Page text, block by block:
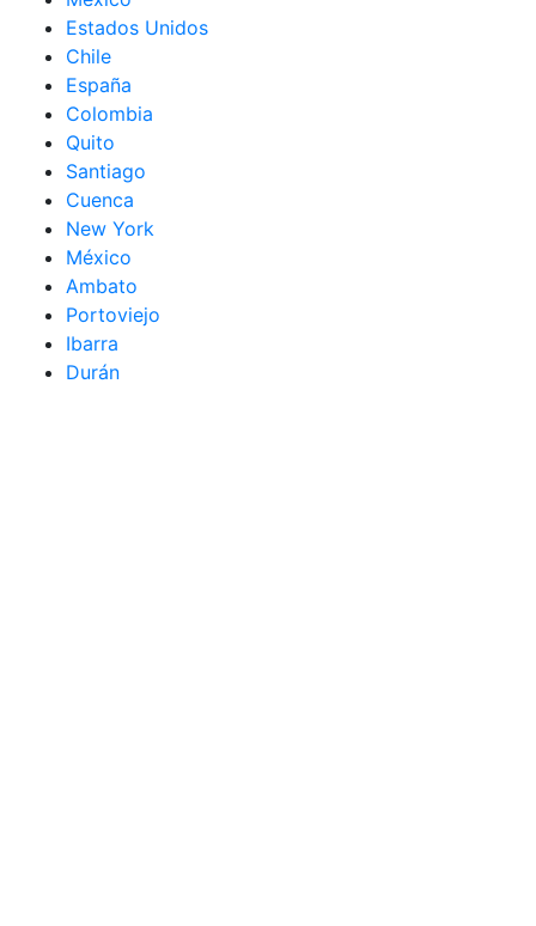
Estados Unidos
Chile
España
Colombia
Quito
Santiago
Cuenca
New York
México
Ambato
Portoviejo
Ibarra
Durán